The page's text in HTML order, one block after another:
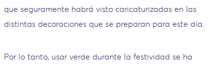
que seguramente habrá visto caricaturizadas en las
distintas decoraciones que se preparan para este día.
Por lo tanto, usar verde durante la festividad se ha